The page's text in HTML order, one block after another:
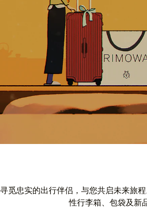
寻觅忠实的出行伴侣，与您共启未来旅
性行李箱、包袋及新